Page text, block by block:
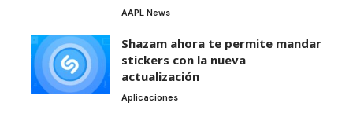
AAPL News
Shazam ahora te permite mandar
stickers con la nueva
actualización
Aplicaciones